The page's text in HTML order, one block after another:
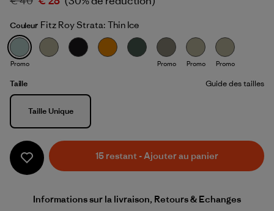
Fitz Roy Strata: Thin Ice
Couleur Fitz Roy Strata: Thin Ice
Promo Promo Promo Promo
Taille Guide des tailles
Taille
Taille Unique
15 restant - Ajouter au panier
Informations sur la livraison, Retours & Echanges